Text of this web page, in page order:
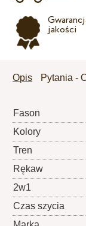
jakości
Opis Pytania -
Fason
Kolory
Tren
Rękaw
2w1
Czas szycia